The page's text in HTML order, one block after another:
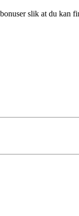
slik at du kan